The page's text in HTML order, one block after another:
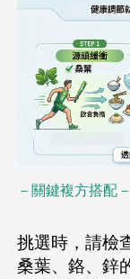
－關鍵複方搭配－
挑選時，請檢
桑葉、鉻、鋅